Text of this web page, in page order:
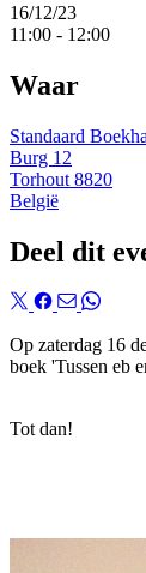
16/12/23
11:00 - 12:00
Waar
Standaard
Burg 12
Torhout 8820
België
Deel dit
Op zaterdag 16
boek 'Tussen eb
Tot dan!